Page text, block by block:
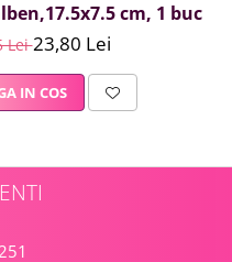
cm, 1 buc
Lei23,80 Lei
IN COS